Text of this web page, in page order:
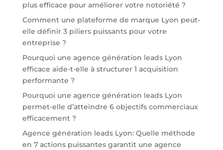
plus efficace pour améliorer votre notoriété ?
Comment une plateforme de marque Lyon peut-
elle définir 3 piliers puissants pour votre
entreprise ?
Pourquoi une agence génération leads Lyon
efficace aide-t-elle à structurer 1 acquisition
performante ?
Pourquoi une agence génération leads Lyon
permet-elle d’atteindre 6 objectifs commerciaux
efficacement ?
Agence génération leads Lyon: Quelle méthode
en 7 actions puissantes garantit une agence